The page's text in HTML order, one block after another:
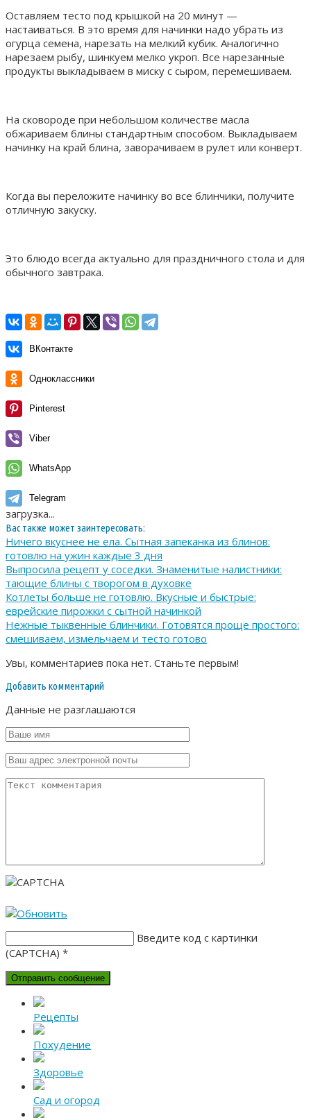
Оставляем тесто под крышкой на 20 минут —
настаиваться. В это время для начинки надо убрать из
огурца семена, нарезать на мелкий кубик. Аналогично
нарезаем рыбу, шинкуем мелко укроп. Все нарезанные
продукты выкладываем в миску с сыром, перемешиваем.
На сковороде при небольшом количестве масла
обжариваем блины стандартным способом. Выкладываем
начинку на край блина, заворачиваем в рулет или конверт.
Когда вы переложите начинку во все блинчики, получите
отличную закуску.
Это блюдо всегда актуально для праздничного стола и для
обычного завтрака.
ВКонтакте
Одноклассники
Pinterest
Viber
WhatsApp
Telegram
загрузка...
Вас также может заинтересовать:
Ничего вкуснее не ела. Сытная запеканка из блинов:
готовлю на ужин каждые 3 дня
Выпросила рецепт у соседки. Знаменитые налистники:
тающие блины с творогом в духовке
Котлеты больше не готовлю. Вкусные и быстрые:
еврейские пирожки с сытной начинкой
Нежные тыквенные блинчики. Готовятся проще простого:
смешиваем, измельчаем и тесто готово
Увы, комментариев пока нет. Станьте первым!
Добавить комментарий
Данные не разглашаются
Введите код с картинки
(CAPTCHA) *
Рецепты
Похудение
Здоровье
Сад и огород